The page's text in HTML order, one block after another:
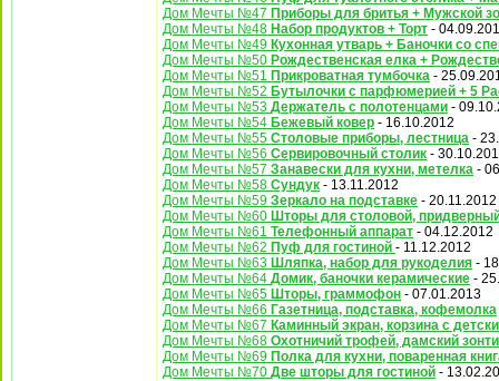
Дом Мечты №47 Приборы для бритья + Мужской
Дом Мечты №48 Набор продуктов + Торт -
Дом Мечты №49 Кухонная утварь + Баночки со
Дом Мечты №50 Рождественская елка +
Дом Мечты №51 Прикроватная тумбочка -
Дом Мечты №52 Бутылочки с парфюмерией + 5
Дом Мечты №53 Держатель с полотенцами -
Дом Мечты №54 Бежевый ковер - 16.10.2012
Дом Мечты №55 Столовые приборы, лестница -
Дом Мечты №56 Сервировочный столик -
Дом Мечты №57 Занавески для кухни, метелка -
Дом Мечты №58 Сундук - 13.11.2012
Дом Мечты №59 Зеркало на подставке - 20.11.2012
Дом Мечты №60 Шторы для столовой,
Дом Мечты №61 Телефонный аппарат - 04.12.2012
Дом Мечты №62 Пуф для гостиной - 11.12.2012
Дом Мечты №63 Шляпка, набор для рукоделия -
Дом Мечты №64 Домик, баночки керамические -
Дом Мечты №65 Шторы, граммофон - 07.01.2013
Дом Мечты №66 Газетница, подставка, кофемолка
Дом Мечты №67 Каминный экран, корзина с
Дом Мечты №68 Охотничий трофей, дамский
Дом Мечты №69 Полка для кухни, поваренная
Дом Мечты №70 Две шторы для гостиной -